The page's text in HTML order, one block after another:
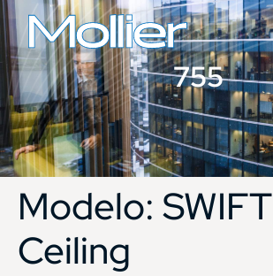
755
Modelo: SWIFT
Ceiling